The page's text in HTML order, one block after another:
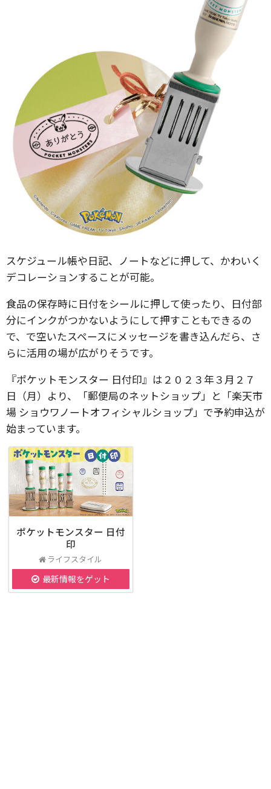
スケジュール帳や日記、ノートなどに押して、かわいく
デコレーションすることが可能。
食品の保存時に日付をシールに押して使ったり、日付部
分にインクがつかないようにして押すこともできるの
で、で空いたスペースにメッセージを書き込んだら、さ
らに活用の場が広がりそうです。
『ポケットモンスター 日付印』は２０２３年３月２７
日（月）より、「郵便局のネットショップ」と「楽天市
場 ショウワノートオフィシャルショップ」で予約申込が
始まっています。
ポケットモンスター 日付
印
ライフスタイル
最新情報をゲット